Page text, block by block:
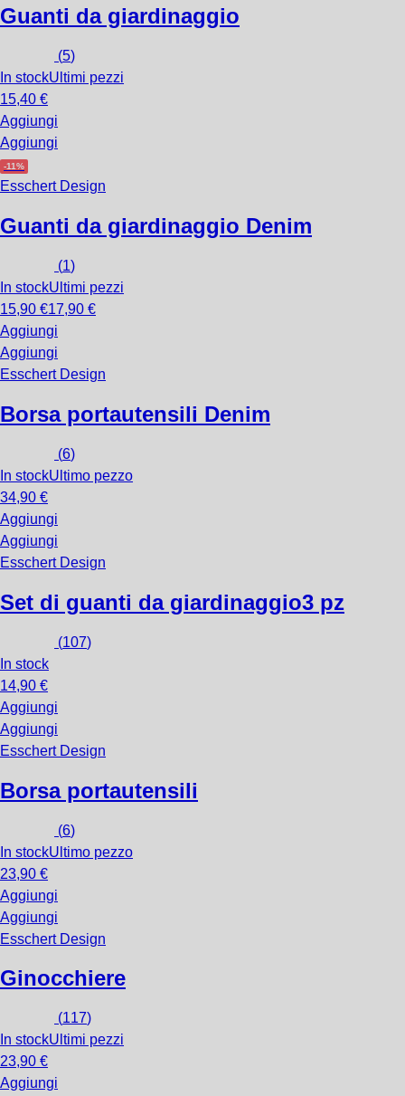
Guanti da giardinaggio
(5)
In stockUltimi pezzi
15,40 €
Aggiungi
Aggiungi
-11%
Esschert Design
Guanti da giardinaggio Denim
(1)
In stockUltimi pezzi
15,90 €17,90 €
Aggiungi
Aggiungi
Esschert Design
Borsa portautensili Denim
(6)
In stockUltimo pezzo
34,90 €
Aggiungi
Aggiungi
Esschert Design
Set di guanti da giardinaggio3 pz
(107)
In stock
14,90 €
Aggiungi
Aggiungi
Esschert Design
Borsa portautensili
(6)
In stockUltimo pezzo
23,90 €
Aggiungi
Aggiungi
Esschert Design
Ginocchiere
(117)
In stockUltimi pezzi
23,90 €
Aggiungi